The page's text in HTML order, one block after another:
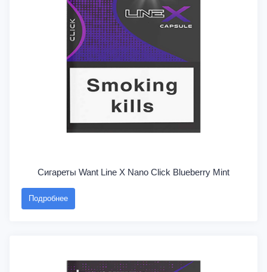
Сигареты Want Line X Nano Click Blueberry Mint
Подробнее